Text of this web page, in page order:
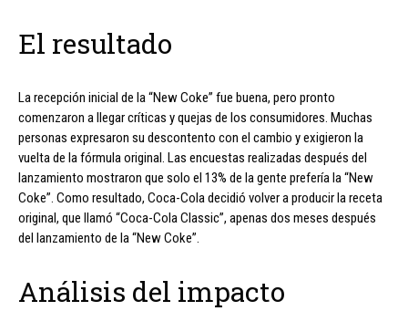
El resultado
La recepción inicial de la “New Coke” fue buena, pero pronto
comenzaron a llegar críticas y quejas de los consumidores. Muchas
personas expresaron su descontento con el cambio y exigieron la
vuelta de la fórmula original. Las encuestas realizadas después del
lanzamiento mostraron que solo el 13% de la gente prefería la “New
Coke”. Como resultado, Coca-Cola decidió volver a producir la receta
original, que llamó “Coca-Cola Classic”, apenas dos meses después
del lanzamiento de la “New Coke”.
Análisis del impacto